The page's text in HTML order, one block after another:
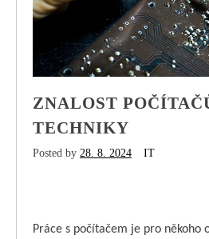
ZNALOST
TECHNIKY
Posted by 28. 8. 2024 IT
Práce s počítačem je pro někoho